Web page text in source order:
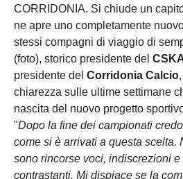
CORRIDONIA. Si chiude un
ne apre uno completamente
stessi compagni di viaggio di
(foto), storico presidente del
presidente del Corridonia Calcio
chiarezza sulle ultime settimane
nascita del nuovo progetto
"Dopo la fine dei campionati
come si è arrivati a questa scelta.
sono rincorse voci, indiscrezioni
contrastanti. Mi dispiace se la